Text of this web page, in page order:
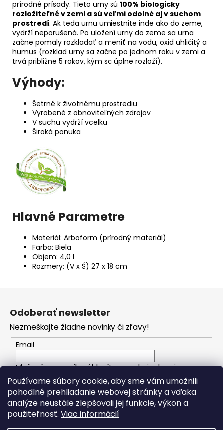
Používame súbory cookie, aby sme vám umožnili
pohodlné prehliadanie webovej stránky a vďaka
analýze neustále zlepšovali jej funkcie, výkon a
použiteľnosť. Viac informácií
prírodné prísady. Tieto urny sú 100% biologicky
rozložiteľné v zemi a sú veľmi odolné aj v suchom
prostredí. Ak teda urnu umiestnite inde ako do zeme,
vydrží neporušená. Po uložení urny do zeme sa urna
začne pomaly rozkladať a meniť na vodu, oxid uhličitý a
humus (rozklad urny sa začne po jednom roku v zemi a
trvá približne 5 rokov, kým sa úplne rozloží).
Výhody:
Šetrné k životnému prostrediu
Vyrobené z obnoviteľných zdrojov
V suchu vydrží vcelku
Široká ponuka
Hlavné Parametre
Materiál: Arboform (prírodný materiál)
Farba: Biela
Objem: 4,0 l
Rozmery: (V x Š) 27 x 18 cm
Z
e
Odoberať newsletter
Nezmeškajte žiadne novinky či zľavy!
Email
Vložením e-mailu súhlasíte spodmienkami
ochrany osobných údajov
PRIHLÁSIŤ SA